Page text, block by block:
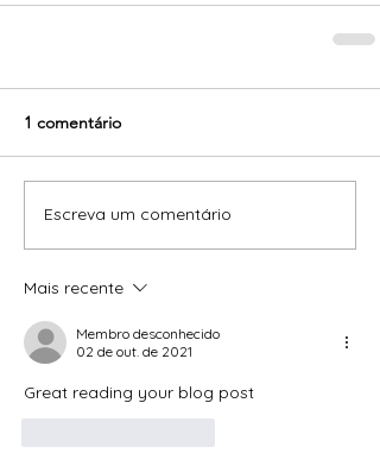
1 comentário
Escreva um comentário
Mais recente
Membro desconhecido
02 de out. de 2021
Great reading your blog post